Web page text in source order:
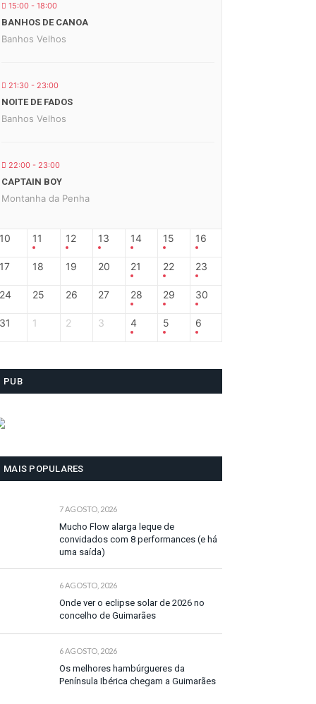
15:00 - 18:00
BANHOS DE CANOA
Banhos Velhos
21:30 - 23:00
NOITE DE FADOS
Banhos Velhos
22:00 - 23:00
CAPTAIN BOY
Montanha da Penha
10 11 12 13 14 15 16
17 18 19 20 21 22 23
24 25 26 27 28 29 30
31 1 2 3 4 5 6
PUB
MAIS POPULARES
7 AGOSTO, 2026
Mucho Flow alarga leque de
convidados com 8 performances (e há
uma saída)
6 AGOSTO, 2026
Onde ver o eclipse solar de 2026 no
concelho de Guimarães
6 AGOSTO, 2026
Os melhores hambúrgueres da
Península Ibérica chegam a Guimarães